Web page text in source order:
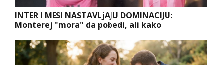
INTER I MESI NASTAVLjAJU DOMINACIJU:
Monterej "mora" da pobedi, ali kako